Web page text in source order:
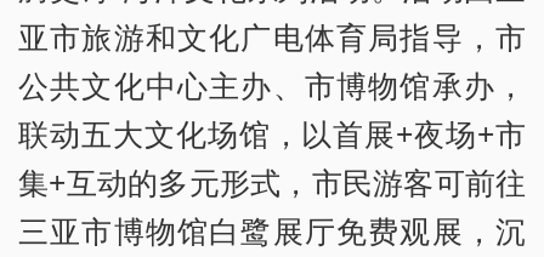
亚市旅游和文化广电体育局指导，市
公共文化中心主办、市博物馆承办，
联动五大文化场馆，以首展+夜场+市
集+互动的多元形式，市民游客可前往
三亚市博物馆白鹭展厅免费观展，沉